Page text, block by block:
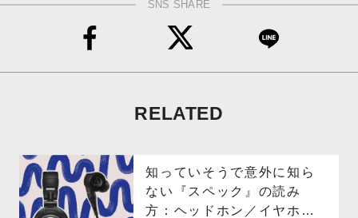
SNS SHARE
RELATED
知っていそうで意外に知ら
ない『スペック』の読み
方：ヘッドホン／イヤホン